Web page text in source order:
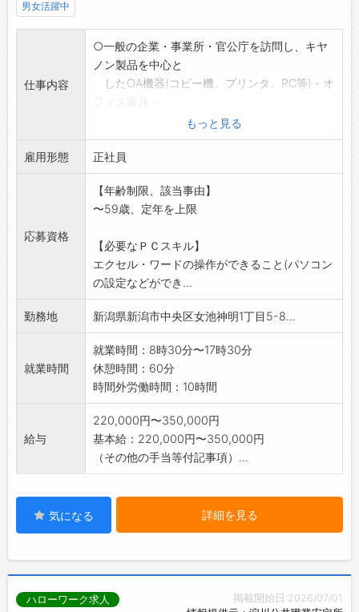
男女活躍中
仕事内容
○一般の企業・事業所・官公庁を訪問し、キヤ
ノン製品を中心と
したOA機器(コピー機、プリンタ、PC等)・オ
トナーカートリッジ等の消耗品の販売および
快適なオフィス環境
の提案を行います。
*エリアは、主に下越地区です。
(社有車:AT車)
※未経験者の方は、同行指導や社内・社外(メー
行いますので、安心して応募して下さい。
※経験者優遇
※当社ホームページもご覧ください。
※変更範囲:事業所が定める業務
もっと見る
雇用形態 正社員
応募資格
【年齢制限、該当事由】
〜59歳、定年を上限
【必要なＰＣスキル】
エクセル・ワードの操作ができること(パソコン
の設定などができ...
勤務地 新潟県新潟市中央区女池神明1丁目5-8...
就業時間
就業時間：8時30分〜17時30分
休憩時間：60分
時間外労働時間：10時間
給与
220,000円〜350,000円
基本給：220,000円〜350,000円
（その他の手当等付記事項）...
気になる 詳細を見る
掲載開始日:2026/07/01
ハローワーク求人